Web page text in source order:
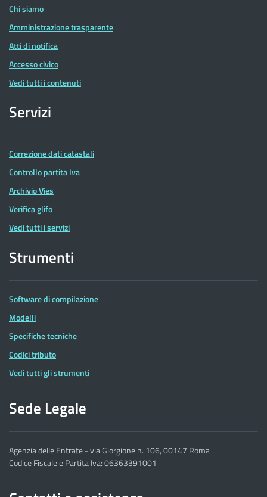
Chi siamo
Amministrazione trasparente
Atti di notifica
Accesso civico
Vedi tutti i contenuti
Servizi
Correzione dati catastali
Controllo partita Iva
Archivio Vies
Verifica glifo
Vedi tutti i servizi
Strumenti
Software di compilazione
Modelli
Specifiche tecniche
Codici tributo
Vedi tutti gli strumenti
Sede Legale
Agenzia delle Entrate - via Giorgione n. 106, 00147 Roma
Codice Fiscale e Partita Iva: 06363391001